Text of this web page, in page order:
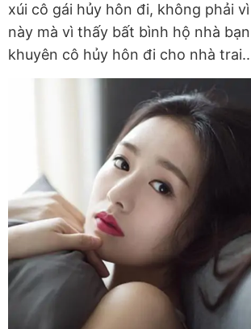
xúi cô gái hủy hôn đi, không phải
này mà vì thấy bất bình hộ nhà
khuyên cô hủy hôn đi cho nhà